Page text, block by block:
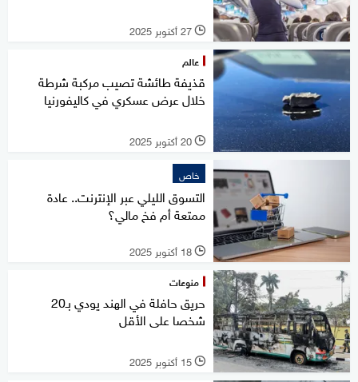
l 27 أكتوبر 2025
عالم
قذيفة طائشة تصيب مركبة شرطة
خلال عرض عسكري في كاليفورنيا
l 20 أكتوبر 2025
خاص
التسوق الليلي عبر الإنترنت.. عادة
ممتعة أم فخ مالي؟
l 18 أكتوبر 2025
منوعات
حريق حافلة في الهند يودي بـ20
شخصا على الأقل
l 15 أكتوبر 2025